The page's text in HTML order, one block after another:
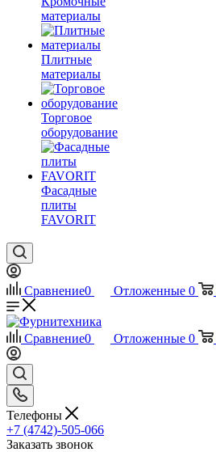
материалы
Плитные
материалы
Торговое
оборудование
Фасадные
плиты
FAVORIT
Сравнение0 Отложенные 0
Сравнение0 Отложенные 0
Телефоны
+7 (4742)-505-066
Заказать звонок